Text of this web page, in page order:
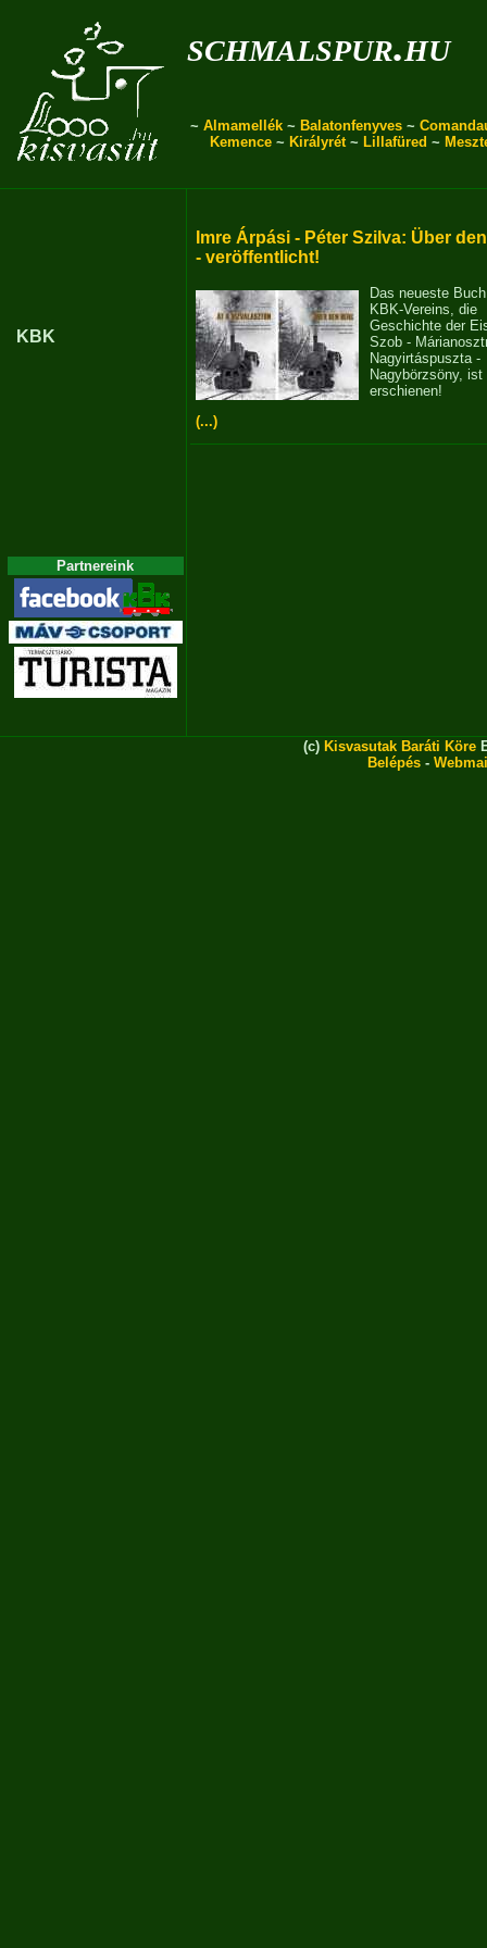
schmalspur.hu
~ Almamellék ~ Balatonfenyves ~
Kemence ~ Királyrét~ Lillafüred ~
KBK
Partnereink
Imre Árpási - Péter Szilva: Über
- veröffentlicht!
Das neueste
KBK-Vereins, die
Geschichte der
Szob -
Nagyirtáspuszta -
Nagybörzsöny, ist
erschienen!
(...)
(c) Kisvasutak Baráti Köre
Belépés -